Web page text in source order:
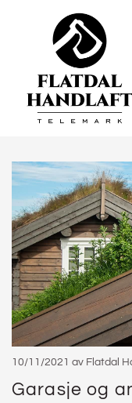
10/11/2021 av Flatdal
Garasje og